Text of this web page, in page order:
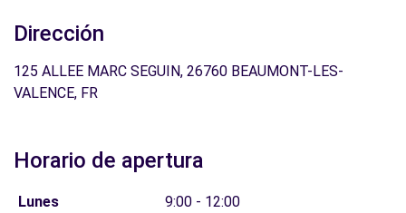
Dirección
125 ALLEE MARC SEGUIN, 26760 BEAUMONT-LES-
VALENCE, FR
Horario de apertura
Lunes
9:00 - 12:00